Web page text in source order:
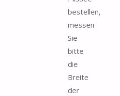
bestellen,
messen
Sie
bitte
die
Breite
der